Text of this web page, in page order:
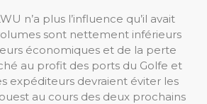
n’a plus l’influence qu’il avait
sont nettement inférieurs
économiques et de la perte
au profit des ports du Golfe et
expéditeurs devraient éviter les
au cours des deux prochains